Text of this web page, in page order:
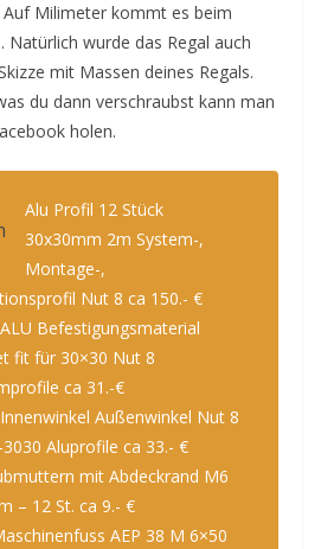
Milimeter kommt es beim
Natürlich wurde das Regal auch
mit Massen deines Regals.
du dann verschraubst kann man
holen.
Alu Profil 12 Stück
30x30mm 2m System-,
Montage-,
Nut 8 ca 150.- €
Befestigungsmaterial
fit für 30×30 Nut 8
ca 31.-€
Außenwinkel Nut 8
Aluprofile ca 33.- €
mit Abdeckrand M6
– 12 St. ca 9.- €
AEP 38 M 6×50